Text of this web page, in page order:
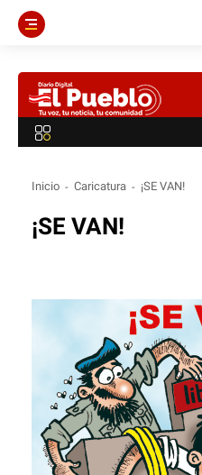
Inicio Caricatura ¡SE VAN!
¡SE VAN!